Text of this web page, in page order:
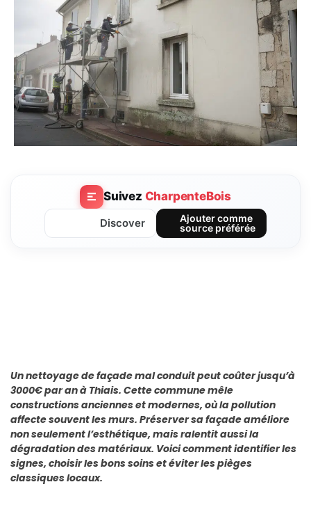
Suivez CharpenteBois
Discover
Ajouter comme
source préférée
Un nettoyage de façade mal conduit peut coûter jusqu’à
3000€ par an à Thiais. Cette commune mêle
constructions anciennes et modernes, où la pollution
affecte souvent les murs. Préserver sa façade améliore
non seulement l’esthétique, mais ralentit aussi la
dégradation des matériaux. Voici comment identifier les
signes, choisir les bons soins et éviter les pièges
classiques locaux.